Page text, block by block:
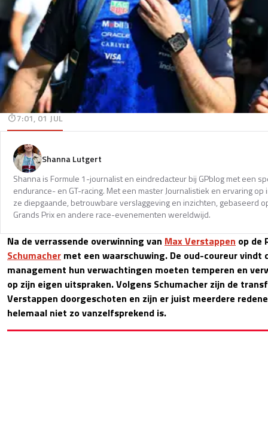
7:01, 01 JUL
Shanna Lutgert
Shanna is Formule 1-journalist en eindredacteur bij GPblog met een
endurance- en GT-racing. Met een master Journalistiek en ervaring
ze diepgaande, betrouwbare verslaggeving en inzichten, gebaseerd
Grands Prix en andere race-evenementen wereldwijd.
Na de verrassende overwinning van Max Verstappen op de
Schumacher met een waarschuwing. De oud-coureur vindt
management hun verwachtingen moeten temperen en
op zijn eigen uitspraken. Volgens Schumacher zijn de
Verstappen doorgeschoten en zijn er juist meerdere
helemaal niet zo vanzelfsprekend is.